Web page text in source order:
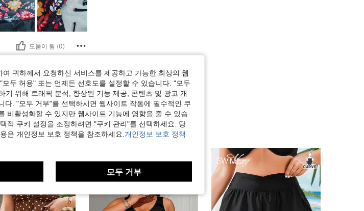
도움이 됨 (0)
귀하께서 요청하신 서비스를 제공하고 가능한 최상의 웹
두 허용" 또는 언제든 선호도를 설정할 수 있습니다. "모두
기 위해 트래픽 분석, 향상된 기능 제공, 콘텐츠 및 광고 개
다. "모두 거부"를 선택하시면 웹사이트 작동에 필수적인 쿠
비활성화할 수 있지만 웹사이트 기능에 영향을 줄 수 있습
적 쿠키 설정을 조정하려면 "쿠키 관리"를 선택하세요. 당
은 개인정보 보호 정책을 참조하세요. 개인정보 보호 정책
모두 거부